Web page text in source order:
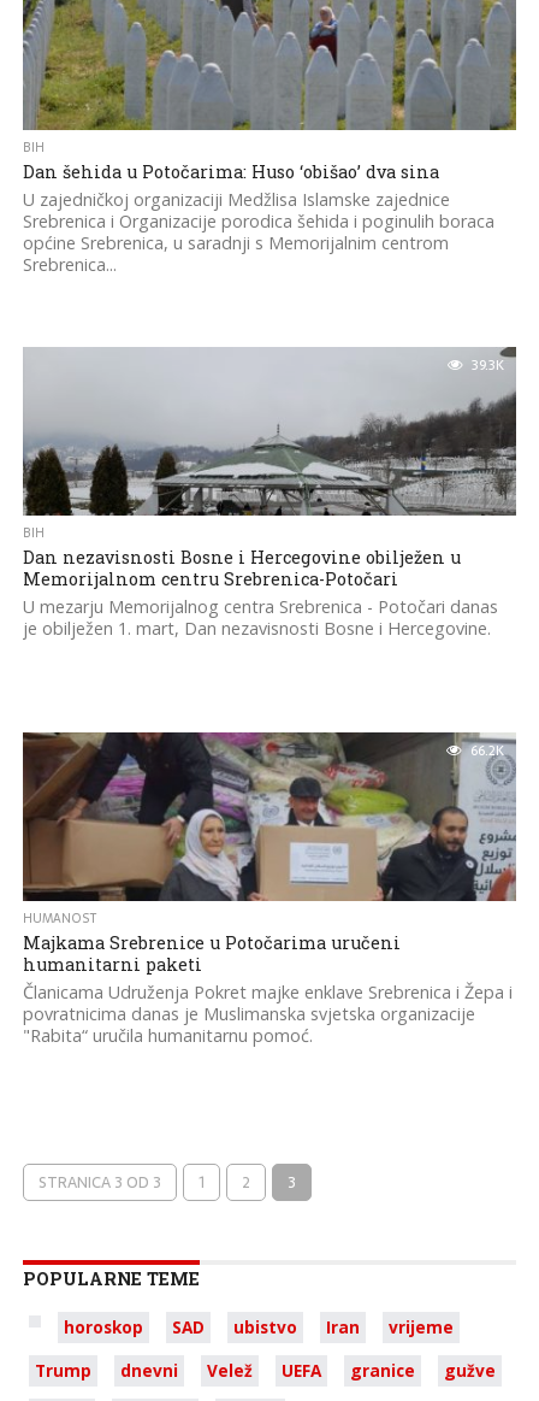
BIH
Dan šehida u Potočarima: Huso ‘obišao’ dva sina
U zajedničkoj organizaciji Medžlisa Islamske zajednice
Srebrenica i Organizacije porodica šehida i poginulih boraca
općine Srebrenica, u saradnji s Memorijalnim centrom
Srebrenica...
39.3K
BIH
Dan nezavisnosti Bosne i Hercegovine obilježen u
Memorijalnom centru Srebrenica-Potočari
U mezarju Memorijalnog centra Srebrenica - Potočari danas
je obilježen 1. mart, Dan nezavisnosti Bosne i Hercegovine.
66.2K
HUMANOST
Majkama Srebrenice u Potočarima uručeni
humanitarni paketi
Članicama Udruženja Pokret majke enklave Srebrenica i Žepa i
povratnicima danas je Muslimanska svjetska organizacije
"Rabita“ uručila humanitarnu pomoć.
STRANICA 3 OD 3 1 2 3
POPULARNE TEME
horoskop SAD ubistvo Iran
vrijeme
Trump
dnevni Velež UEFA granice
gužve